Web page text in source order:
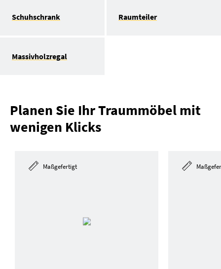
Schuhschrank Raumteiler
Massivholzregal
Planen Sie Ihr Traummöbel mit
wenigen Klicks
Maßgefertigt